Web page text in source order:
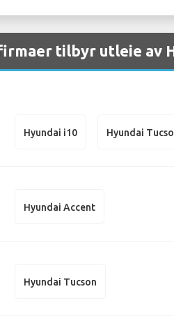
tilbyr utleie av
Hyundai i10 Hyundai
Hyundai Accent
Hyundai Tucson